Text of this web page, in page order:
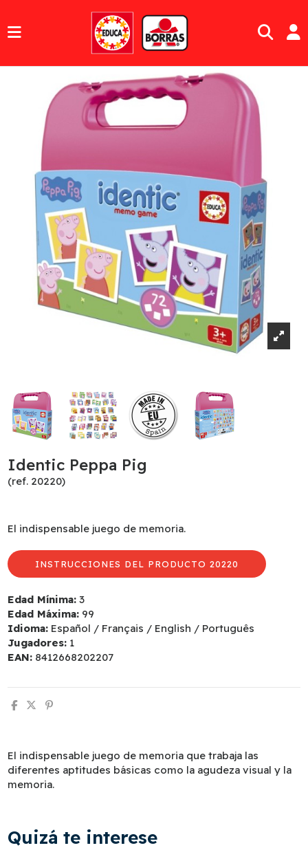
Identic Peppa Pig
(ref. 20220)
El indispensable juego de memoria.
INSTRUCCIONES DEL PRODUCTO 20220
Edad Mínima: 3
Edad Máxima: 99
Idioma: Español / Français / English / Português
Jugadores: 1
EAN: 8412668202207
El indispensable juego de memoria que trabaja las
diferentes aptitudes básicas como la agudeza visual y la
memoria.
Quizá te interese